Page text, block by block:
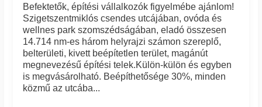
Befektetők, építési vállalkozók figyelmébe ajánlom!
Szigetszentmiklós csendes utcájában, ovóda és
wellnes park szomszédságában, eladó összesen
14.714 nm-es három helyrajzi számon szereplő,
belterületi, kivett beépítetlen terület, magánút
megnevezésű építési telek.Külön-külön és egyben
is megvásárolható. Beépíthetősége 30%, minden
közmű az utcába...